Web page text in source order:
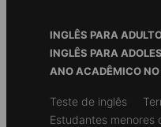
Footer
Menu
INGLÊS PARA
INGLÊS PARA
ANO ACADÊMICO NO
Secondary
footer
Teste de inglês
Estudantes menores